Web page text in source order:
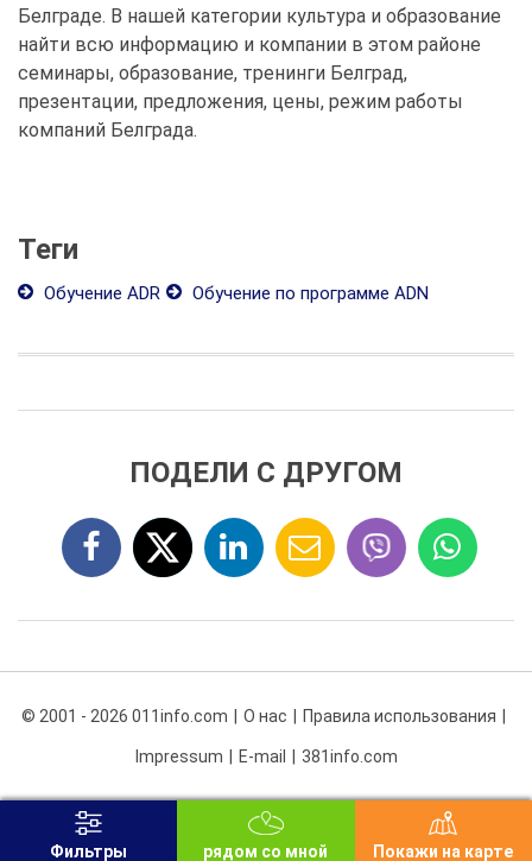
Белграде. В нашей категории культура и образование
найти всю информацию и компании в этом районе
семинары, образование, тренинги Белград,
презентации, предложения, цены, режим работы
компаний Белграда.
Теги
Обучение ADR Обучение по программе ADN
ПОДЕЛИ С ДРУГОМ
© 2001 - 2026 011info.com О нас Правила использования
Impressum E-mail 381info.com
Фильтры рядом со мной Покажи на карте